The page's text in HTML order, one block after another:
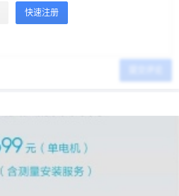
立刻支付快速注册